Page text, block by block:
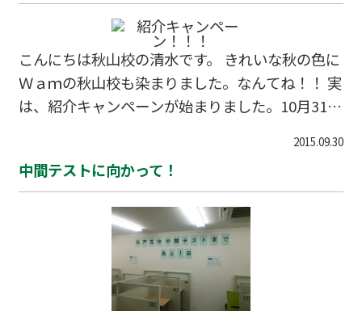
っくりでもいいから、あせらず自分の好きなこと
や自分の歩むべき道（目標）を見つけて行ってく
ださい。先生は、勉強以外のことでも何でも相談
になりますよ！ がんばってください！
こんにちは秋山校の清水です。 きれいな秋の色に
Ｗａｍの秋山校も染まりました。なんてね！！ 実
は、紹介キャンペーンが始まりました。10月31日
にご参加下さい。 たくさんの生徒さんからお友達
をご紹介していただいてます。生徒のみなさんあ
るといいですね たくさんお友達が増えて教室がに
ぎやかになると先生もうれしいです。
2015.09.30
中間テストに向かって！